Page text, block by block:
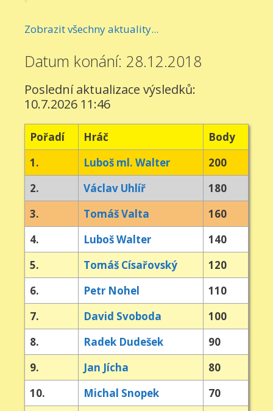
Zobrazit všechny aktuality...
Datum konání: 28.12.2018
Poslední aktualizace výsledků:
10.7.2026 11:46
Pořadí Hráč
Body
1.
Luboš ml. Walter
200
2.
Václav Uhlíř
180
3.
Tomáš Valta
160
4.
Luboš Walter
140
5.
Tomáš Císařovský
120
6.
Petr Nohel
110
7.
David Svoboda
100
8.
Radek Dudešek
90
9.
Jan Jícha
80
10.
Michal Snopek
70